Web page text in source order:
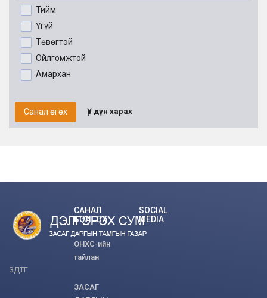
Тийм
Үгүй
Төвөгтэй
Ойлгомжтой
Амархан
Санал өгөх Үр дүн харах
ЗДТГ
САНАЛ
БОЛГОХ
ОНХС-ийн
тайлан
ЗАСАГ
SOCIAL
MEDIA